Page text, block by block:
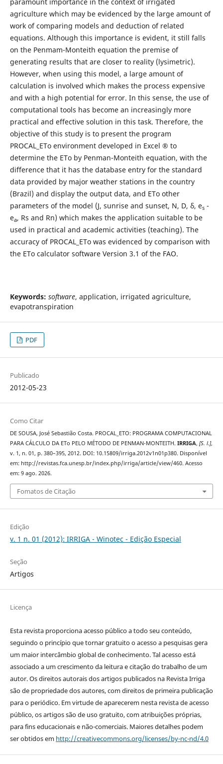
agriculture which may be evidenced by the large amount of
work of comparing models and deduction of related
equations. Although this importance is evident, it still falls
on the Penmam-Monteith equation the premise of
generating results that are closer to reality (lysimetric).
However, when using this model, a large amount of
calculation is involved which makes the process expensive
and with a high potential for error. In this sense, the use of
computational tools has become an increasingly more
practical and effective solution in this task. Therefore, the
objective of this study is to present the program
PROCAL_ETo environment developed in Excel ® to
determine the ETo by Penman-Monteith equation, with the
difference that it has the database entry for the standard
data provided by major weather stations in the country
(Brazil) and display the output data, and ETo other
parameters of the model (J, sunrise and sunset, N, D, δ, es-
ea, Rs and Rn) which makes the application suitable to be
used in practical and academic activities (teaching). The
accuracy of PROCAL_ETo was evidenced by comparison with
the ETo calculator software Version 3.1 of the FAO.
Keywords: software, application, irrigated agriculture,
evapotranspiration
PDF
Publicado
2012-05-23
Como Citar
DE SOUSA, José Sebastião Costa. PROCAL_ETO: PROGRAMA COMPUTACIONAL
PARA CÁLCULO DA ETo PELO MÉTODO DE PENMAN-MONTEITH. IRRIGA, [S. l.],
v. 1, n. 01, p. 380–395, 2012. DOI: 10.15809/irriga.2012v1n01p380. Disponível
em: http://revistas.fca.unesp.br/index.php/irriga/article/view/460. Acesso
em: 9 ago. 2026.
Fomatos de Citação
Edição
v. 1 n. 01 (2012): IRRIGA - Winotec - Edição Especial
Seção
Artigos
Licença
Esta revista proporciona acesso público a todo seu conteúdo,
seguindo o princípio que tornar gratuito o acesso a pesquisas gera
um maior intercâmbio global de conhecimento. Tal acesso está
associado a um crescimento da leitura e citação do trabalho de um
autor. Os direitos autorais dos artigos publicados na Revista Irriga
são de propriedade dos autores, com direitos de primeira publicação
para o periódico. Em virtude de aparecerem nesta revista de acesso
público, os artigos são de uso gratuito, com atribuições próprias,
para fins educacionais e não-comerciais. Maiores detalhes podem
ser obtidos em http://creativecommons.org/licenses/by-nc-nd/4.0